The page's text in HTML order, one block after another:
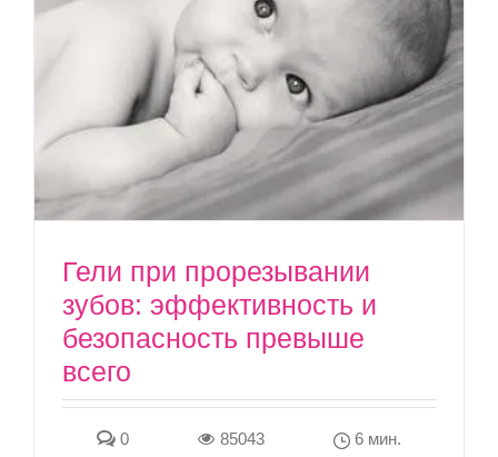
Гели при прорезывании
зубов: эффективность и
безопасность превыше
всего
0 85043 6 мин.